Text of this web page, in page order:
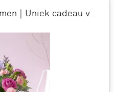
Sweety Brievenbus Bloemen | Uniek cadeau versturen | 9 dagen 100% versgarantie | Per post bezorgd